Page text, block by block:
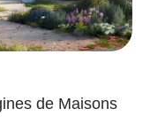
de Maisons